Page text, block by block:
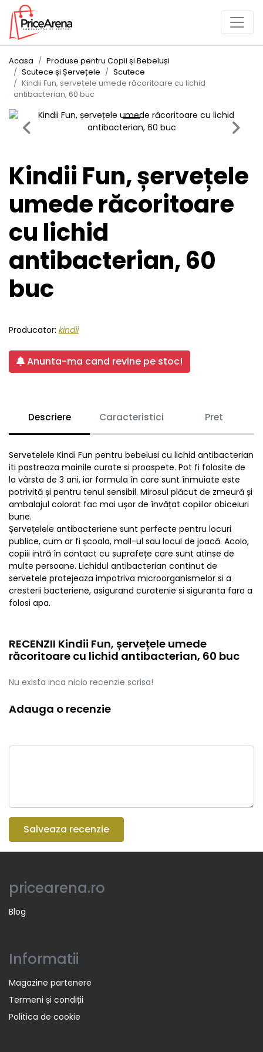
Acasa
Produse pentru Copii și Bebeluși
Scutece și Șervețele
Scutece
Kindii Fun, șervețele umede răcoritoare cu lichid
antibacterian, 60 buc
Previous Next
Kindii Fun, șervețele
umede răcoritoare
cu lichid
antibacterian, 60
buc
Producator: kindii
Anunta-ma cand revine pe stoc!
Descriere Caracteristici Pret
Servetelele Kindi Fun pentru bebelusi cu lichid antibacterian
iti pastreaza mainile curate si proaspete. Pot fi folosite de
la vârsta de 3 ani, iar formula în care sunt înmuiate este
potrivită și pentru tenul sensibil. Mirosul plăcut de zmeură și
ambalajul colorat fac mai ușor de învățat copiilor obiceiuri
bune.
Șervețelele antibacteriene sunt perfecte pentru locuri
publice, cum ar fi școala, mall-ul sau locul de joacă. Acolo,
copiii intră în contact cu suprafețe care sunt atinse de
multe persoane. Lichidul antibacterian continut de
servetele protejeaza impotriva microorganismelor si a
cresterii bacteriene, asigurand curatenie si siguranta fara a
folosi apa.
RECENZII Kindii Fun, șervețele umede
răcoritoare cu lichid antibacterian, 60 buc
Nu exista inca nicio recenzie scrisa!
Adauga o recenzie
Salveaza recenzie
pricearena.ro
Blog
Informatii
Magazine partenere
Termeni și condiții
Politica de cookie